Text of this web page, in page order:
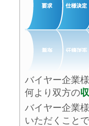
バイヤー企業
何より双方の
バイヤー企業
いただくことで